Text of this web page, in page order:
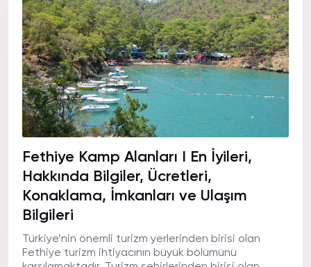
Fethiye Kamp Alanları I En İyileri,
Hakkında Bilgiler, Ücretleri,
Konaklama, İmkanları ve Ulaşım
Bilgileri
Türkiye’nin önemli turizm yerlerinden birisi olan
Fethiye turizm ihtiyacının büyük bölümünü